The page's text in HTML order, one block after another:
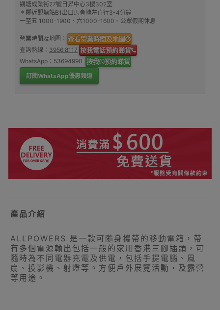
觀塘成業街27號日昇中心3樓302室
＊鄰近觀塘站B1出口馬會轉左直行3-4分鐘
一至五 1000-1900、六1000-1600、公眾假期休息
營業時間及地圖： 查看營業時間及地圖
查詢熱線： 3956 8117 按我電話預約睇貨
WhatsApp： 53694990 按我 預約睇貨
訂閱WhatsApp優惠頻道
產品介紹
ALLPOWERS 是一款可隨身攜帶的移動電箱，帶
有多個電源輸出包括一般的家用香港三腳插頭，可
隨時為不同電器充電及供電，包括手提電腦、風
扇、投影機、射燈等。方便戶外展覽活動，及露營
等用途。